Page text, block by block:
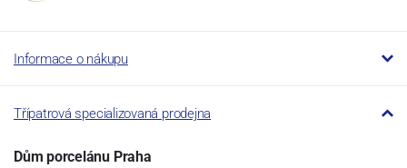
Informace o nákupu
Třípatrová specializovaná prodejna
Dům porcelánu Praha